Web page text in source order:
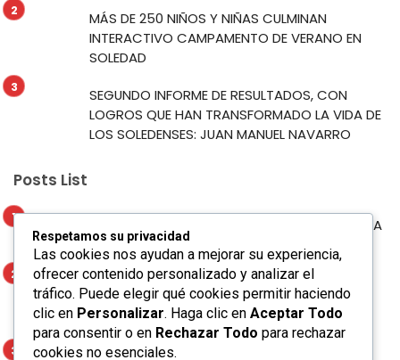
MÁS DE 250 NIÑOS Y NIÑAS CULMINAN
INTERACTIVO CAMPAMENTO DE VERANO EN
SOLEDAD
SEGUNDO INFORME DE RESULTADOS, CON
LOGROS QUE HAN TRANSFORMADO LA VIDA DE
LOS SOLEDENSES: JUAN MANUEL NAVARRO
Posts List
MUNICIPIO DE SOLEDAD PROYECTA SU RIQUEZA
TURÍSTICA EN LA FERIA NACIONAL POTOSINA
MÁS DE 250 NIÑOS Y NIÑAS CULMINAN
INTERACTIVO CAMPAMENTO DE VERANO EN
SOLEDAD
Respetamos su privacidad
Las cookies nos ayudan a mejorar su experiencia,
ofrecer contenido personalizado y analizar el
tráfico. Puede elegir qué cookies permitir haciendo
clic en Personalizar. Haga clic en Aceptar Todo
para consentir o en Rechazar Todo para rechazar
cookies no esenciales.